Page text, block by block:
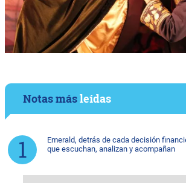
Notas másleídas
Emerald, detrás de cada decisión
que escuchan, analizan y acompañan